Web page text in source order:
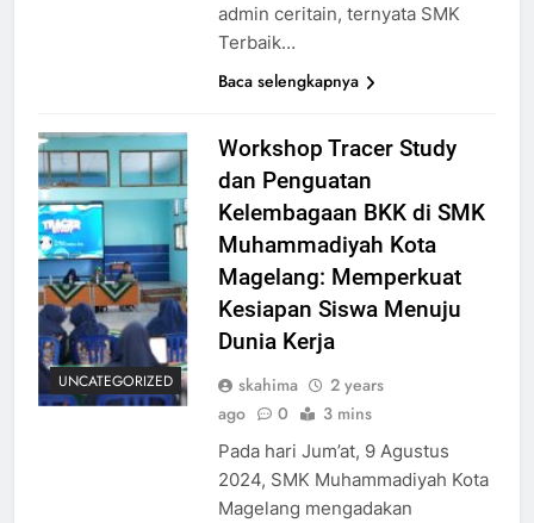
admin ceritain, ternyata SMK
Terbaik…
Baca selengkapnya
UNCATEGORIZED
Workshop Tracer Study
dan Penguatan
Kelembagaan BKK di SMK
Muhammadiyah Kota
Magelang: Memperkuat
Kesiapan Siswa Menuju
Dunia Kerja
skahima
2 years
ago
0 3 mins
Pada hari Jum’at, 9 Agustus
2024, SMK Muhammadiyah Kota
Magelang mengadakan